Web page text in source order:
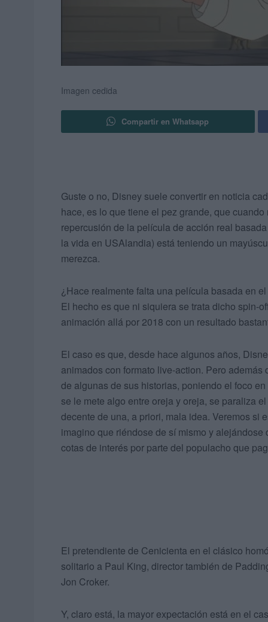
Imagen cedida
Compartir en Whatsapp
Guste o no, Disney suele convertir en noticia
hace, es lo que tiene el pez grande, que
repercusión de la película de acción real
la vida en USAlandia) está teniendo un
merezca.
¿Hace realmente falta una película basada en
El hecho es que ni siquiera se trata dicho spin-
animación allá por 2018 con un resultado
El caso es que, desde hace algunos años,
animados con formato live-action. Pero
de algunas de sus historias, poniendo el foco
se le mete algo entre oreja y oreja, se paraliza
decente de una, a priori, mala idea. Veremos si
imagino que riéndose de sí mismo y
cotas de interés por parte del populacho que
El pretendiente de Cenicienta en el clásico
solitario a Paul King, director también de
Jon Croker.
Y, claro está, la mayor expectación está en el